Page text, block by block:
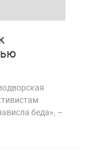
беда», –